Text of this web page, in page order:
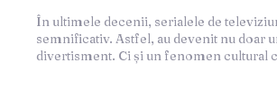
În ultimele decenii, serialele de
semnificativ. Astfel, au devenit nu doar
divertisment. Ci și un fenomen cultural